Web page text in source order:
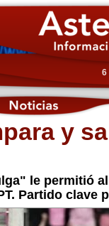
6
y
le permitió
Partido clave